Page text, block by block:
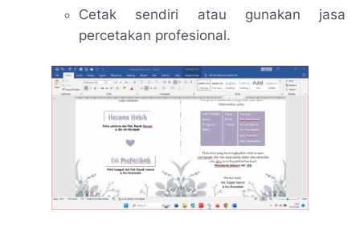
Cetak sendiri atau gunakan jasa
percetakan profesional.